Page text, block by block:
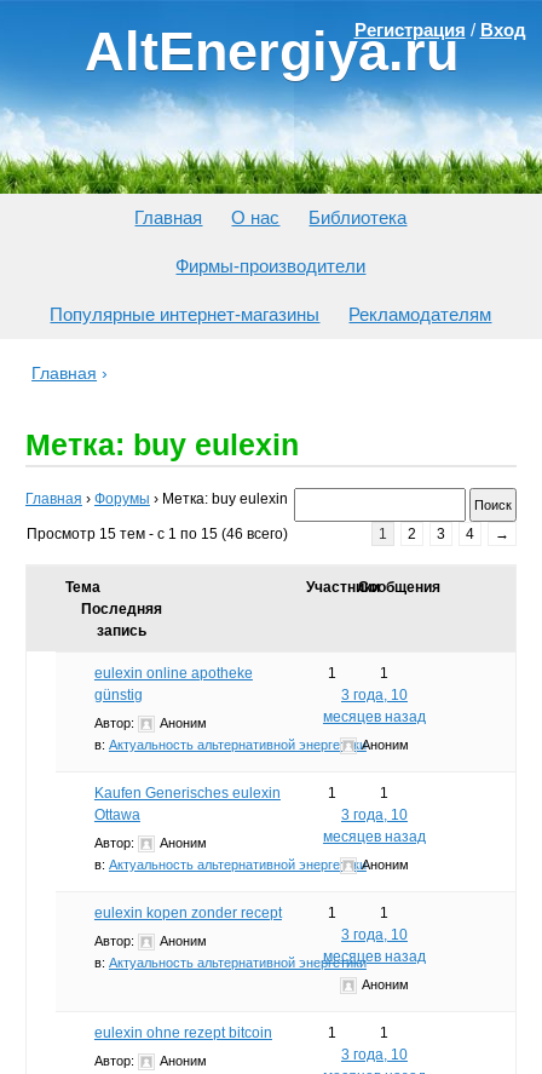
AltEnergiya.ru
Регистрация / Вход
Главная О нас Библиотека
Фирмы-производители
Популярные интернет-магазины Рекламодателям
Главная ›
Метка: buy eulexin
Главная › Форумы › Метка: buy eulexin
Просмотр 15 тем - с 1 по 15 (46 всего) 1 2 3 4 →
Тема УчастникиСообщения
Последняя
запись
eulexin online apotheke
günstig
Автор:
Аноним
в: Актуальность альтернативной энергетики
1
1
3 года, 10
месяцев назад
Аноним
Kaufen Generisches eulexin
Ottawa
Автор:
Аноним
в: Актуальность альтернативной энергетики
1
1
3 года, 10
месяцев назад
Аноним
eulexin kopen zonder recept
Автор:
Аноним
в: Актуальность альтернативной энергетики
1
1
3 года, 10
месяцев назад
Аноним
eulexin ohne rezept bitcoin
Автор:
Аноним
1
1
3 года, 10